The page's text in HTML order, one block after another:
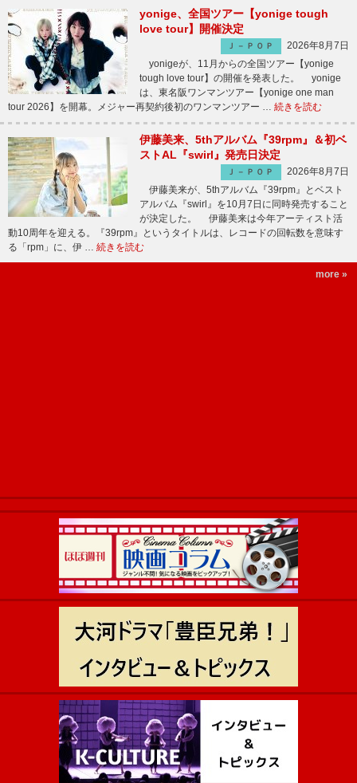
yonige、全国ツアー【yonige tough
love tour】開催決定
Ｊ－ＰＯＰ
2026年8月7日
yonigeが、11月からの全国ツアー【yonige
tough love tour】の開催を発表した。 yonige
は、東名阪ワンマンツアー【yonige one man
tour 2026】を開幕。メジャー再契約後初のワンマンツアー … 続きを読む
伊藤美来、5thアルバム『39rpm』＆初ベ
ストAL『swirl』発売日決定
Ｊ－ＰＯＰ
2026年8月7日
伊藤美来が、5thアルバム『39rpm』とベスト
アルバム『swirl』を10月7日に同時発売すること
が決定した。 伊藤美来は今年アーティスト活
動10周年を迎える。『39rpm』というタイトルは、レコードの回転数を意味す
る「rpm」に、伊 … 続きを読む
more »